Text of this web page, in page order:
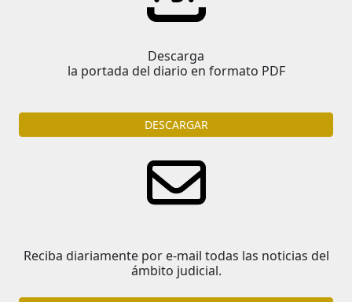
Descarga
la portada del diario en formato PDF
DESCARGAR
Reciba diariamente por e-mail todas las noticias del
ámbito judicial.